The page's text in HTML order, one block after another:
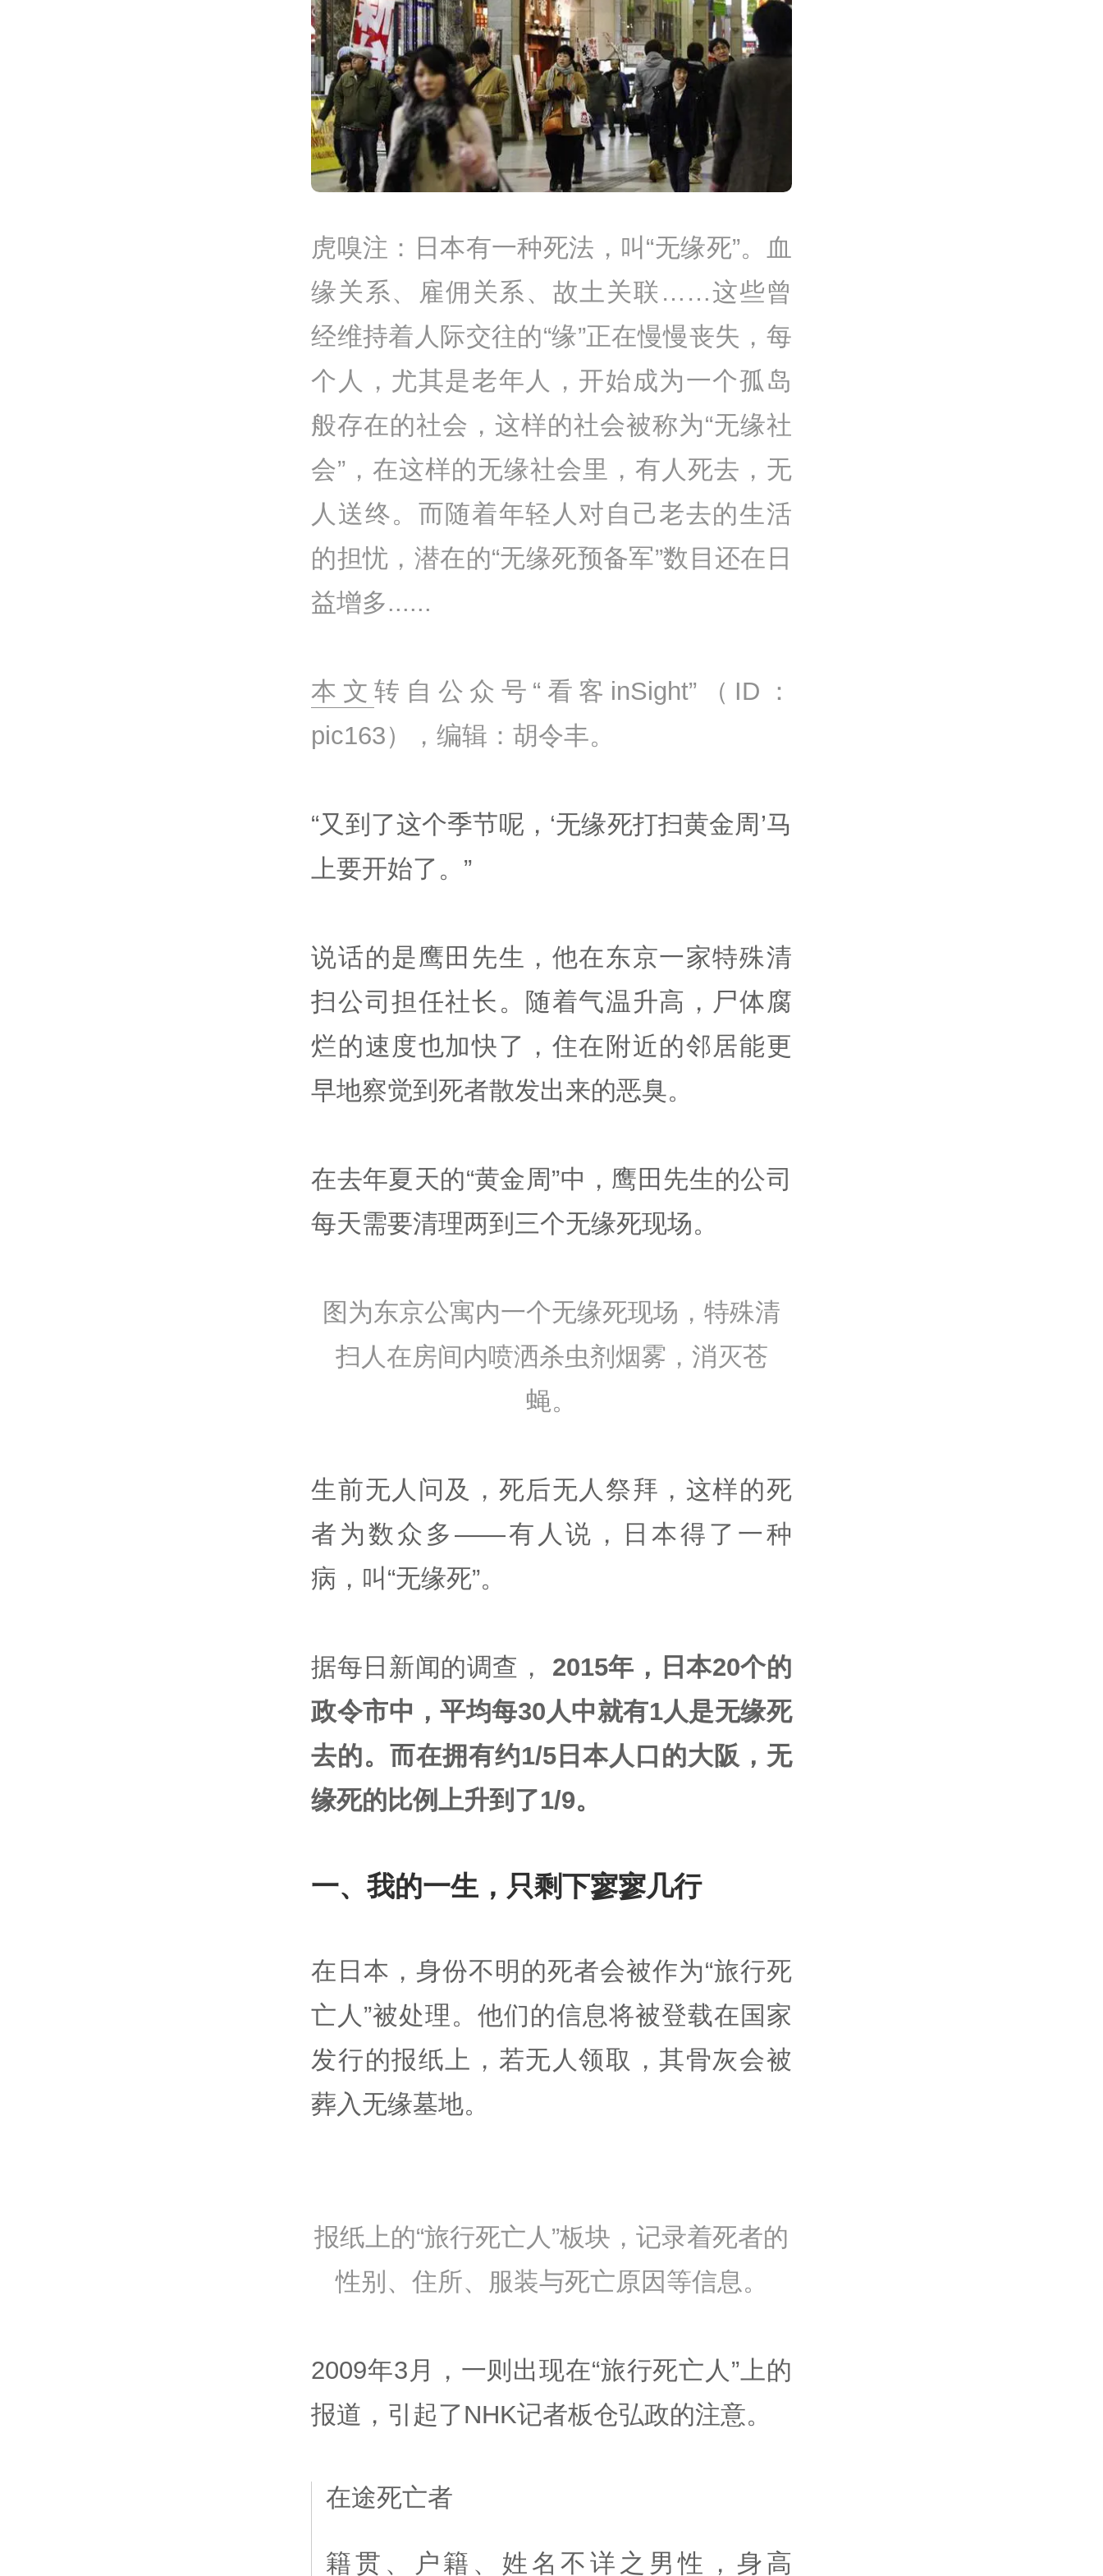
虎嗅注：日本有一种死法，叫“无缘死”。血
缘关系、雇佣关系、故土关联……这些曾
经维持着人际交往的“缘”正在慢慢丧失，每
个人，尤其是老年人，开始成为一个孤岛
般存在的社会，这样的社会被称为“无缘社
会”，在这样的无缘社会里，有人死去，无
人送终。而随着年轻人对自己老去的生活
的担忧，潜在的“无缘死预备军”数目还在日
益增多......
本文转自公众号“看客inSight”（ID：
pic163），编辑：胡令丰。
“又到了这个季节呢，‘无缘死打扫黄金周’马
上要开始了。”
说话的是鹰田先生，他在东京一家特殊清
扫公司担任社长。随着气温升高，尸体腐
烂的速度也加快了，住在附近的邻居能更
早地察觉到死者散发出来的恶臭。
在去年夏天的“黄金周”中，鹰田先生的公司
每天需要清理两到三个无缘死现场。
图为东京公寓内一个无缘死现场，特殊清
扫人在房间内喷洒杀虫剂烟雾，消灭苍
蝇。
生前无人问及，死后无人祭拜，这样的死
者为数众多——有人说，日本得了一种
病，叫“无缘死”。
据每日新闻的调查， 2015年，日本20个的
政令市中，平均每30人中就有1人是无缘死
去的。而在拥有约1/5日本人口的大阪，无
缘死的比例上升到了1/9。
一、我的一生，只剩下寥寥几行
在日本，身份不明的死者会被作为“旅行死
亡人”被处理。他们的信息将被登载在国家
发行的报纸上，若无人领取，其骨灰会被
葬入无缘墓地。
报纸上的“旅行死亡人”板块，记录着死者的
性别、住所、服装与死亡原因等信息。
2009年3月，一则出现在“旅行死亡人”上的
报道，引起了NHK记者板仓弘政的注意。
在途死亡者
籍贯、户籍、姓名不详之男性，身高